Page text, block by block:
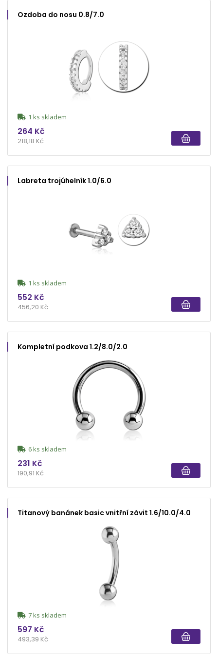
Ozdoba do nosu 0.8/7.0
1 ks skladem
264 Kč
218,18 Kč
Labreta trojúhelník 1.0/6.0
1 ks skladem
552 Kč
456,20 Kč
Kompletní podkova 1.2/8.0/2.0
6 ks skladem
231 Kč
190,91 Kč
Titanový banánek basic vnitřní závit 1.6/10.0/4.0
7 ks skladem
597 Kč
493,39 Kč